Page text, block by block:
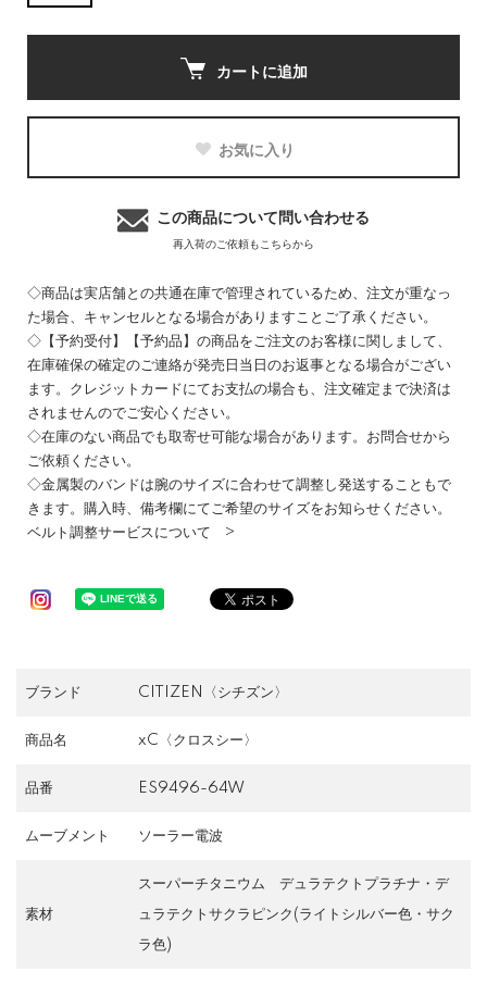
カートに追加
お気に入り
この商品について問い合わせる
再入荷のご依頼もこちらから
◇商品は実店舗との共通在庫で管理されているため、注文が重なっ
た場合、キャンセルとなる場合がありますことご了承ください。
◇【予約受付】【予約品】の商品をご注文のお客様に関しまして、
在庫確保の確定のご連絡が発売日当日のお返事となる場合がござい
ます。クレジットカードにてお支払の場合も、注文確定まで決済は
されませんのでご安心ください。
◇在庫のない商品でも取寄せ可能な場合があります。お問合せから
ご依頼ください。
◇金属製のバンドは腕のサイズに合わせて調整し発送することもで
きます。購入時、備考欄にてご希望のサイズをお知らせください。
ベルト調整サービスについて >
ブランド CITIZEN〈シチズン〉
商品名 xC〈クロスシー〉
品番 ES9496-64W
ムーブメント ソーラー電波
素材
スーパーチタニウム デュラテクトプラチナ・デ
ュラテクトサクラピンク(ライトシルバー色・サク
ラ色)